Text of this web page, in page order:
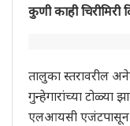
कुणी काही चिरीमिरी
तालुका स्तरावरील
गुन्हेगारांच्या टोळ्या
एलआयसी एजंटपासून